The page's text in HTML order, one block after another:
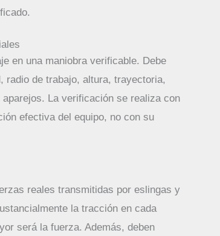
en una maniobra verificable. Debe
radio de trabajo, altura, trayectoria,
La verificación se realiza con
efectiva del equipo, no con su
reales transmitidas por eslingas y
la tracción en cada
será la fuerza. Además, deben